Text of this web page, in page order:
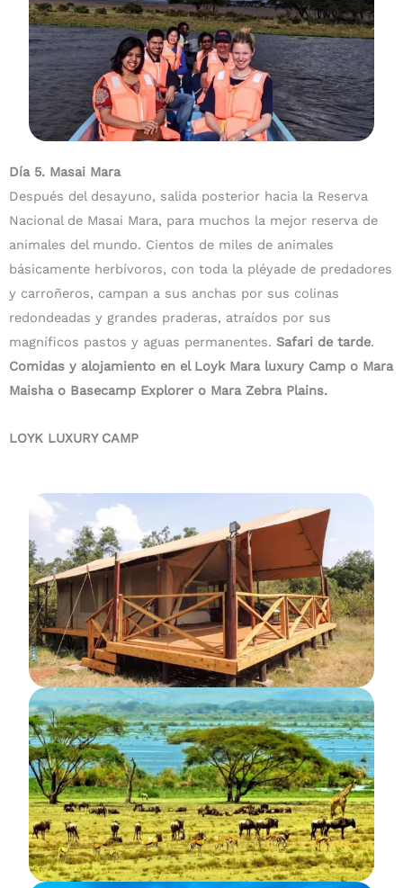
Día 5. Masai Mara
Después del desayuno, salida posterior hacia la Reserva
Nacional de Masai Mara, para muchos la mejor reserva de
animales del mundo. Cientos de miles de animales
básicamente herbívoros, con toda la pléyade de predadores
y carroñeros, campan a sus anchas por sus colinas
redondeadas y grandes praderas, atraídos por sus
magníficos pastos y aguas permanentes. Safari de tarde.
Comidas y alojamiento en el Loyk Mara luxury Camp o Mara
Maisha o Basecamp Explorer o Mara Zebra Plains.
LOYK LUXURY CAMP